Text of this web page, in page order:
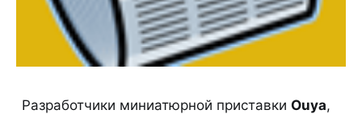
Разработчики миниатюрной приставки Ouya,